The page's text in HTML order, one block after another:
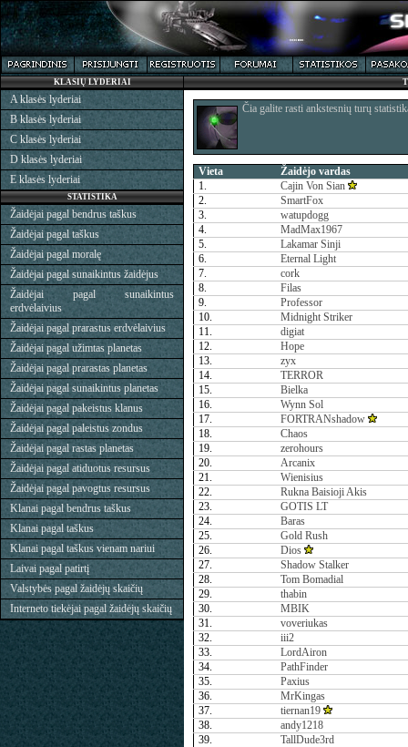
Čia galite rasti ankstesnių turų
Vieta
Žaidėjo vardas
1.
Cajin Von Sian
2.
SmartFox
3.
watupdogg
4.
MadMax1967
5.
Lakamar Sinji
6.
Eternal Light
7.
cork
8.
Filas
9.
Professor
10.
Midnight Striker
11.
digiat
12.
Hope
13.
zyx
14.
TERROR
15.
Bielka
16.
Wynn Sol
17.
FORTRANshadow
18.
Chaos
19.
zerohours
20.
Arcanix
21.
Wienisius
22.
Rukna Baisioji Akis
23.
GOTIS LT
24.
Baras
25.
Gold Rush
26.
Dios
27.
Shadow Stalker
28.
Tom Bomadial
29.
thabin
30.
MBIK
31.
voveriukas
32.
iii2
33.
LordAiron
34.
PathFinder
35.
Paxius
36.
MrKingas
37.
tiernan19
38.
andy1218
39.
TallDude3rd
KLASIŲ LYDERIAI
A klasės lyderiai
B klasės lyderiai
C klasės lyderiai
D klasės lyderiai
E klasės lyderiai
STATISTIKA
Žaidėjai pagal bendrus taškus
Žaidėjai pagal taškus
Žaidėjai pagal moralę
Žaidėjai pagal sunaikintus žaidėjus
Žaidėjai pagal sunaikintus
erdvėlaivius
Žaidėjai pagal prarastus erdvėlaivius
Žaidėjai pagal užimtas planetas
Žaidėjai pagal prarastas planetas
Žaidėjai pagal sunaikintus planetas
Žaidėjai pagal pakeistus klanus
Žaidėjai pagal paleistus zondus
Žaidėjai pagal rastas planetas
Žaidėjai pagal atiduotus resursus
Žaidėjai pagal pavogtus resursus
Klanai pagal bendrus taškus
Klanai pagal taškus
Klanai pagal taškus vienam nariui
Laivai pagal patirtį
Valstybės pagal žaidėjų skaičių
Interneto tiekėjai pagal žaidėjų skaičių